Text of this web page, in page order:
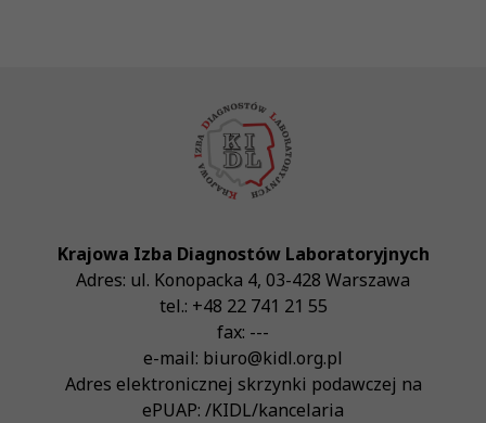
Krajowa Izba Diagnostów Laboratoryjnych
Adres: ul. Konopacka 4, 03-428 Warszawa
tel.: +48 22 741 21 55
fax: ---
e-mail: biuro@kidl.org.pl
Adres elektronicznej skrzynki podawczej na
ePUAP: /KIDL/kancelaria